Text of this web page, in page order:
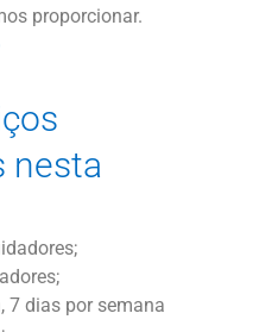
proporcionar.
nesta
7 dias por semana